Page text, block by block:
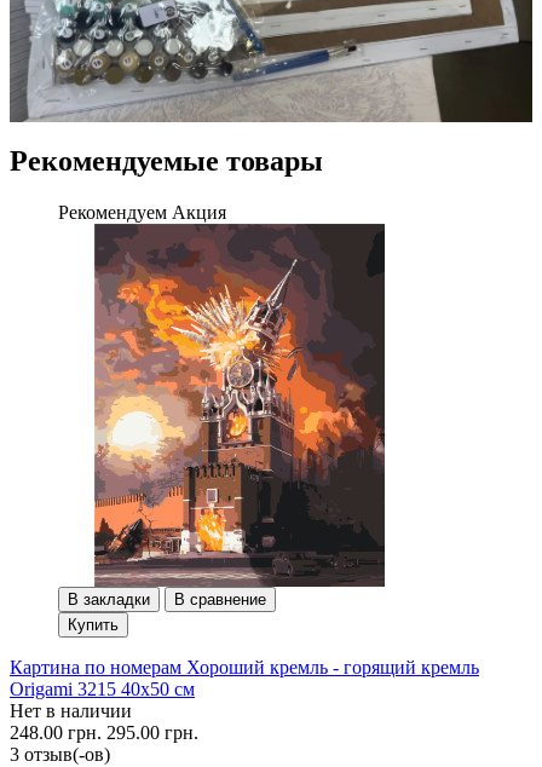
Рекомендуемые товары
Рекомендуем Акция
В закладки
В сравнение
Купить
Картина по номерам Хороший кремль - горящий кремль
Origami 3215 40x50 см
Нет в наличии
248.00 грн. 295.00 грн.
3 отзыв(-ов)